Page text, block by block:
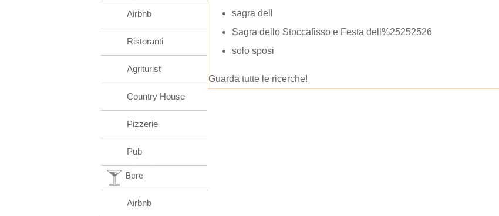
sagra dell
Sagra dello Stoccafisso e Festa dell%25252526
solo sposi
Guarda tutte le ricerche!
Airbnb
Ristoranti
Agriturist
Country House
Pizzerie
Pub
Bere
Airbnb